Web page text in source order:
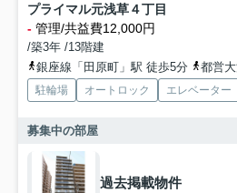
プライマル元浅草４丁目
- 管理/共益費12,000円
/築3年 /13階建
銀座線「田原町」駅 徒歩5分
都営大
駐輪場 オートロック エレベーター
募集中の部屋
過去掲載物件